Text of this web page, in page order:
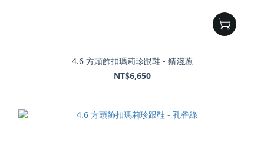
4.6 方頭飾扣瑪莉珍跟鞋 - 錆淺蔥
NT$6,650